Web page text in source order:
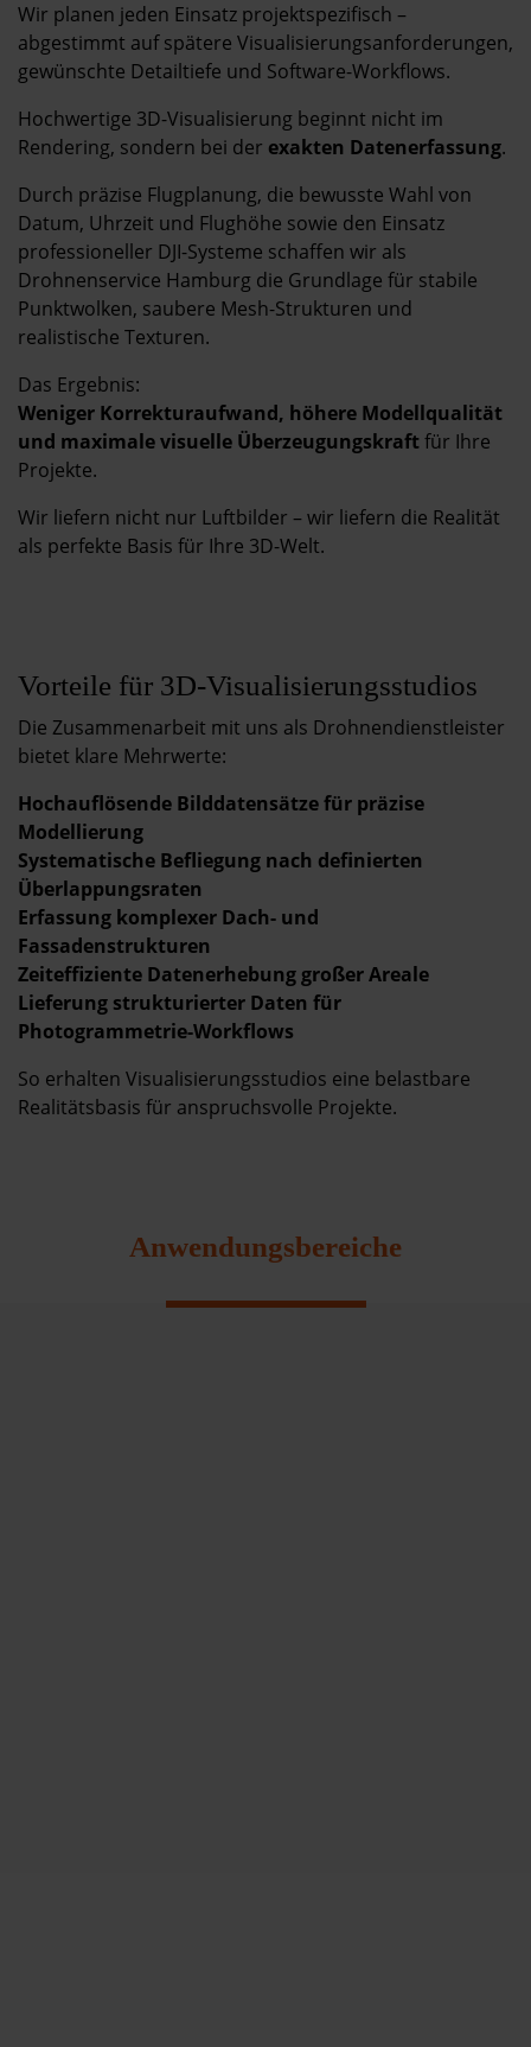
Wir planen jeden Einsatz projektspezifisch –
abgestimmt auf spätere Visualisierungsanforderungen,
gewünschte Detailtiefe und Software-Workflows.
Hochwertige 3D-Visualisierung beginnt nicht im
Rendering, sondern bei der exakten Datenerfassung.
Durch präzise Flugplanung, die bewusste Wahl von
Datum, Uhrzeit und Flughöhe sowie den Einsatz
professioneller DJI-Systeme schaffen wir als
Drohnenservice Hamburg die Grundlage für stabile
Punktwolken, saubere Mesh-Strukturen und
realistische Texturen.
Das Ergebnis:
Weniger Korrekturaufwand, höhere Modellqualität
und maximale visuelle Überzeugungskraftfür Ihre
Projekte.
Wir liefern nicht nur Luftbilder – wir liefern die Realität
als perfekte Basis für Ihre 3D-Welt.
Vorteile für 3D-Visualisierungsstudios
Die Zusammenarbeit mit uns als Drohnendienstleister
bietet klare Mehrwerte:
Hochauflösende Bilddatensätze für präzise
Modellierung
Systematische Befliegung nach definierten
Überlappungsraten
Erfassung komplexer Dach- und
Fassadenstrukturen
Zeiteffiziente Datenerhebung großer Areale
Lieferung strukturierter Daten für
Photogrammetrie-Workflows
So erhalten Visualisierungsstudios eine belastbare
Realitätsbasis für anspruchsvolle Projekte.
Anwendungsbereiche